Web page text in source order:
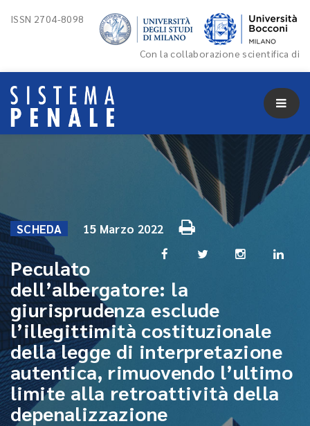
ISSN 2704-8098
Con la collaborazione scientifica di
SCHEDA 15 Marzo 2022
Peculato
dell’albergatore: la
giurisprudenza esclude
l’illegittimità costituzionale
della legge di interpretazione
autentica, rimuovendo l’ultimo
limite alla retroattività della
depenalizzazione